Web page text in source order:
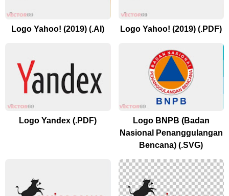
Logo Yahoo! (2019) (.AI) Logo Yahoo! (2019) (.PDF)
Logo Yandex (.PDF)
Logo BNPB (Badan
Nasional Penanggulangan
Bencana) (.SVG)